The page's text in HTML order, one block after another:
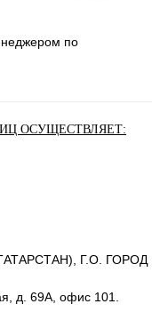
по
ОСУЩЕСТВЛЯЕТ:
Г.О.
д. 69А, офис 101.